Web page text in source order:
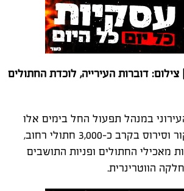
דוברות העירייה, לוכדת החתולים
במנהל תפעול החל בימים אלו
בביצוע פרויקט עיקור וסירוס בקרב כ-3,000 חתולי רחוב,
החתולים ופניות התושבים
הווטרינרית.